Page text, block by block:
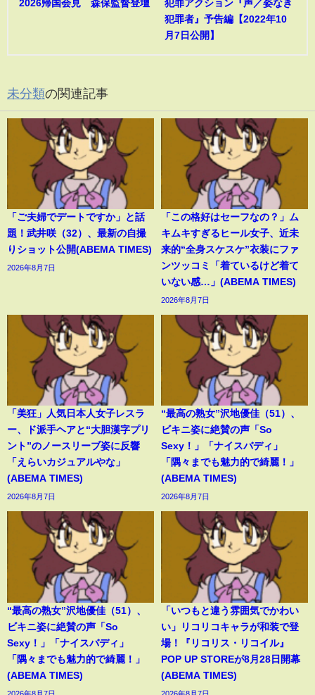
2026帰国会見 森保監督登壇
犯罪アクション『声／姿なき
犯罪者』予告編【2022年10
月7日公開】
未分類の関連記事
「ご夫婦でデートですか」と話
題！武井咲（32）、最新の自撮
りショット公開(ABEMA TIMES)
2026年8月7日
「この格好はセーフなの？」ム
キムキすぎるヒール女子、近未
来的“全身スケスケ”衣装にファ
ンツッコミ「着ているけど着て
いない感…」(ABEMA TIMES)
2026年8月7日
「美狂」人気日本人女子レスラ
ー、ド派手ヘアと“大胆漢字プリ
ント”のノースリーブ姿に反響
「えらいカジュアルやな」
(ABEMA TIMES)
2026年8月7日
“最高の熟女”沢地優佳（51）、
ビキニ姿に絶賛の声「So
Sexy！」「ナイスバディ」
「隅々までも魅力的で綺麗！」
(ABEMA TIMES)
2026年8月7日
“最高の熟女”沢地優佳（51）、
ビキニ姿に絶賛の声「So
Sexy！」「ナイスバディ」
「隅々までも魅力的で綺麗！」
(ABEMA TIMES)
「いつもと違う雰囲気でかわい
い」リコリコキャラが和装で登
場！『リコリス・リコイル』
POP UP STOREが8月28日開幕
(ABEMA TIMES)